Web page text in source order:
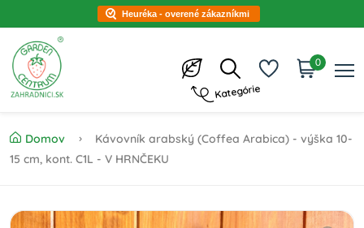
Heuréka - overené zákazníkmi
Kategórie
0
Domov
Kávovník arabský (Coffea Arabica) - výška 10-
15 cm, kont. C1L - V HRNČEKU